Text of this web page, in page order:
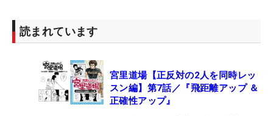
読まれています
宮里道場【正反対の2人を同時レッ
スン編】第7話／『飛距離アップ ＆
正確性アップ』